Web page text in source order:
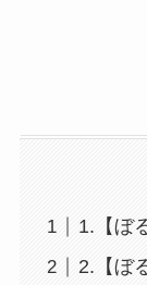
1.【ぼ
2.【ぼ